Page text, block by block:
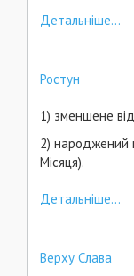
Детальніше...
Ростун
1) зменшене
2) народжений
Місяця).
Детальніше...
Верху Слава